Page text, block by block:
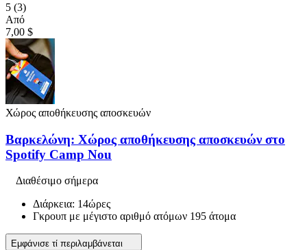
5 (3)
Από
7,00 $
Χώρος αποθήκευσης αποσκευών
Βαρκελώνη: Χώρος αποθήκευσης αποσκευών στο
Spotify Camp Nou
Διαθέσιμο σήμερα
Διάρκεια: 14ώρες
Γκρουπ με μέγιστο αριθμό ατόμων 195 άτομα
Εμφάνισε τί περιλαμβάνεται